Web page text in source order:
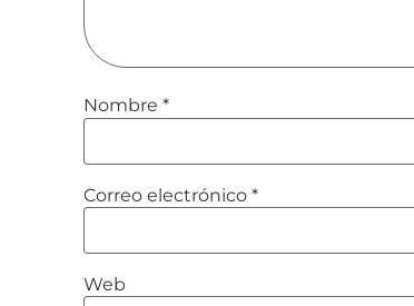
Nombre *
Correo electrónico *
Web